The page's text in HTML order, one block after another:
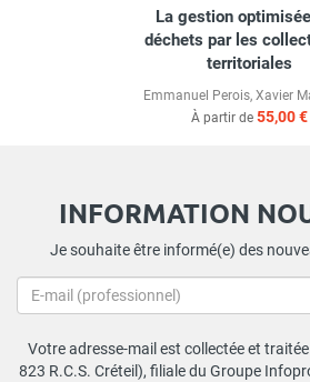
La gestion
déchets par les
territoriales
Emmanuel Perois, Xavier
À partir de 55,00 €
INFORMATION
Je souhaite être informé(e) des
Votre adresse-mail est collectée et
823 R.C.S. Créteil), filiale du Groupe